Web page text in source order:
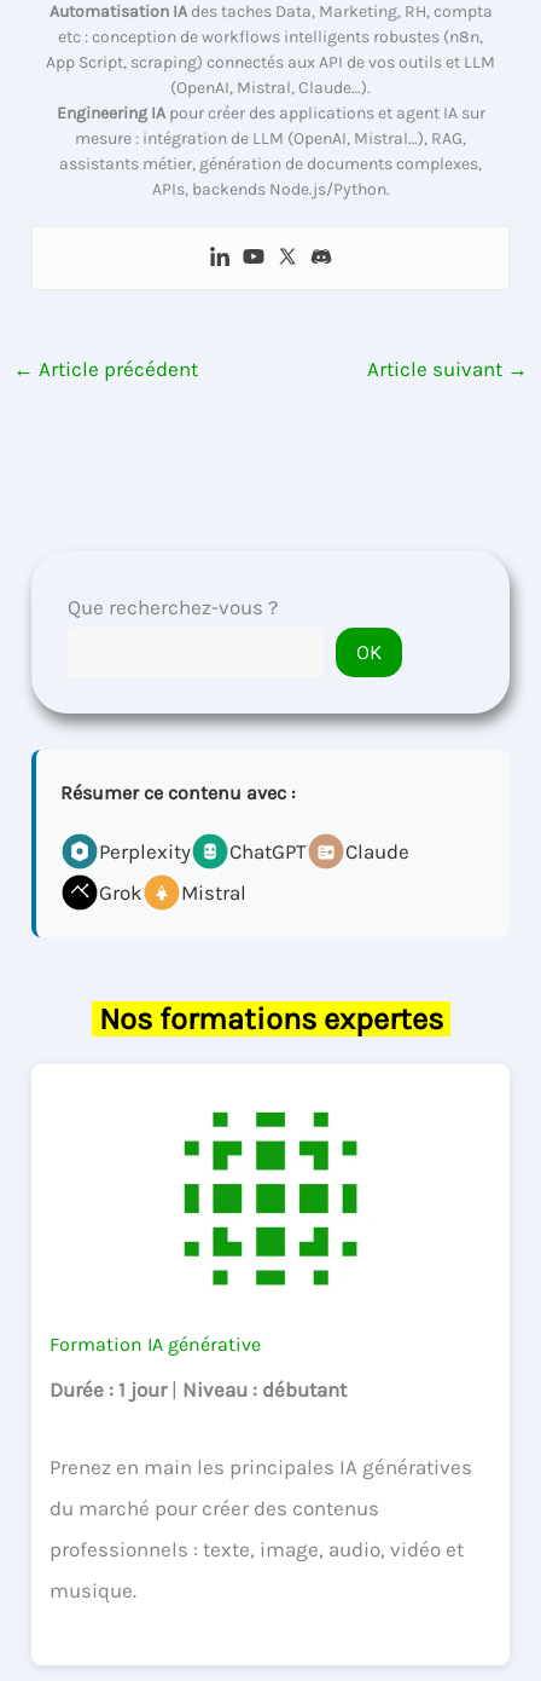
Automatisation IAdes taches Data, Marketing, RH, compta
etc : conception de workflows intelligents robustes (n8n,
App Script, scraping) connectés aux API de vos outils et LLM
(OpenAI, Mistral, Claude…).
Engineering IApour créer des applications et agent IA sur
mesure : intégration de LLM (OpenAI, Mistral…), RAG,
assistants métier, génération de documents complexes,
APIs, backends Node.js/Python.
← Article précédent Article suivant →
Que recherchez-vous ?
OK
Résumer ce contenu avec :
Perplexity ChatGPT
Claude
Grok
Mistral
Nos formations expertes
Formation IA générative
Durée : 1 jour | Niveau : débutant
Prenez en main les principales IA génératives
du marché pour créer des contenus
professionnels : texte, image, audio, vidéo et
musique.